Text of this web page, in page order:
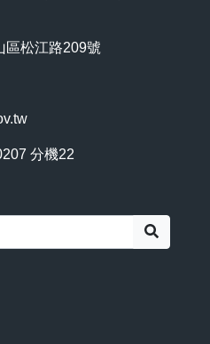
區松江路209號
分機22